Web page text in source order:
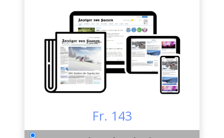
Fr. 143